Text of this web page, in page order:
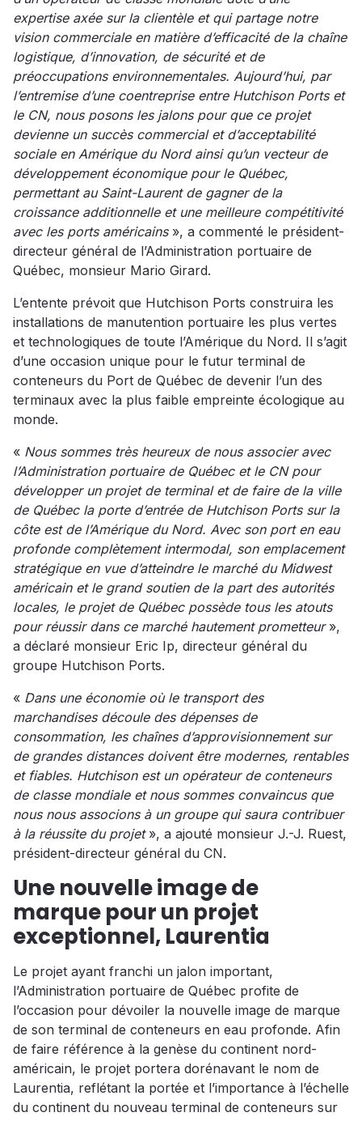
expertise axée sur la clientèle et qui partage notre
vision commerciale en matière d’efficacité de la chaîne
logistique, d’innovation, de sécurité et de
préoccupations environnementales. Aujourd’hui, par
l’entremise d’une coentreprise entre Hutchison Ports et
le CN, nous posons les jalons pour que ce projet
devienne un succès commercial et d’acceptabilité
sociale en Amérique du Nord ainsi qu’un vecteur de
développement économique pour le Québec,
permettant au Saint-Laurent de gagner de la
croissance additionnelle et une meilleure compétitivité
avec les ports américains», a commenté le président-
directeur général de l’Administration portuaire de
Québec, monsieur Mario Girard.
L’entente prévoit que Hutchison Ports construira les
installations de manutention portuaire les plus vertes
et technologiques de toute l’Amérique du Nord. Il s’agit
d’une occasion unique pour le futur terminal de
conteneurs du Port de Québec de devenir l’un des
terminaux avec la plus faible empreinte écologique au
monde.
« Nous sommes très heureux de nous associer avec
l’Administration portuaire de Québec et le CN pour
développer un projet de terminal et de faire de la ville
de Québec la porte d’entrée de Hutchison Ports sur la
côte est de l’Amérique du Nord. Avec son port en eau
profonde complètement intermodal, son emplacement
stratégique en vue d’atteindre le marché du Midwest
américain et le grand soutien de la part des autorités
locales, le projet de Québec possède tous les atouts
pour réussir dans ce marché hautement prometteur»,
a déclaré monsieur Eric Ip, directeur général du
groupe Hutchison Ports.
« Dans une économie où le transport des
marchandises découle des dépenses de
consommation, les chaînes d’approvisionnement sur
de grandes distances doivent être modernes, rentables
et fiables. Hutchison est un opérateur de conteneurs
de classe mondiale et nous sommes convaincus que
nous nous associons à un groupe qui saura contribuer
à la réussite du projet», a ajouté monsieur J.-J. Ruest,
président-directeur général du CN.
Une nouvelle image de
marque pour un projet
exceptionnel, Laurentia
Le projet ayant franchi un jalon important,
l’Administration portuaire de Québec profite de
l’occasion pour dévoiler la nouvelle image de marque
de son terminal de conteneurs en eau profonde. Afin
de faire référence à la genèse du continent nord-
américain, le projet portera dorénavant le nom de
Laurentia, reflétant la portée et l’importance à l’échelle
du continent du nouveau terminal de conteneurs sur